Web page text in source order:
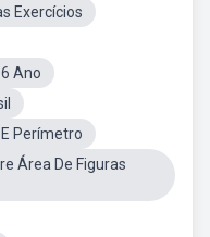
Exercícios
Ano
Perímetro
Área De Figuras